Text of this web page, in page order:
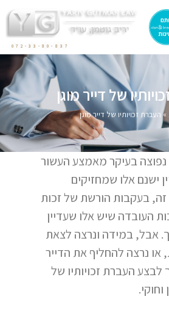
072-33-80-837
של דייר מוגן
»העברת זכויותיו של דייר מוגן
נפוצה בעיקר מאמצע העשור
ישנם אלו שמחזיקים
בעקבות הורשת של זכות
העובדה שיש אלו שעדיין
אבל, במידה ונרצה לצאת
או נרצה להחליף את הדייר
לבצע העברת זכויותיו של
וחוקי.